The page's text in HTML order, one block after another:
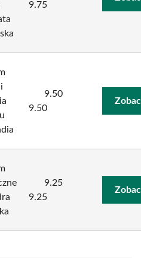
9.75
9.50
9.50
9.25
9.25